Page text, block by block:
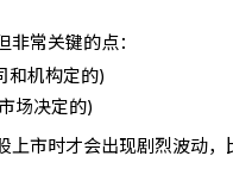
常关键的点：
和机构定的)
场决定的)
上市时才会出现剧烈波动，